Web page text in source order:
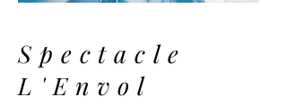
Spectacle
L'Envol